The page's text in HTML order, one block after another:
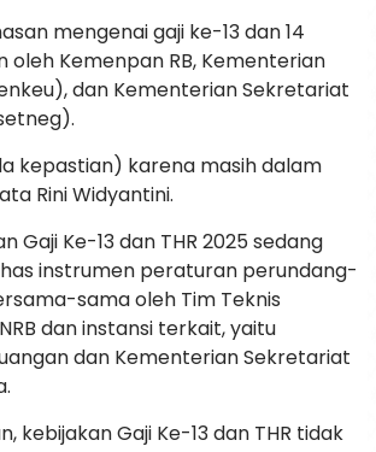
mengenai gaji ke-13 dan 14
oleh Kemenpan RB, Kementerian
dan Kementerian Sekretariat
kepastian) karena masih dalam
Rini Widyantini.
Gaji Ke-13 dan THR 2025 sedang
instrumen peraturan perundang-
sama oleh Tim Teknis
dan instansi terkait, yaitu
dan Kementerian Sekretariat
kebijakan Gaji Ke-13 dan THR tidak